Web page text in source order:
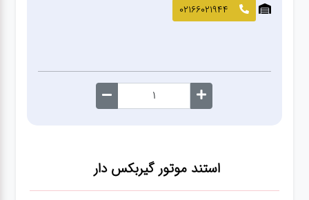
صافکاری
معاینه
استند موتور گیربکس دار
02166021944